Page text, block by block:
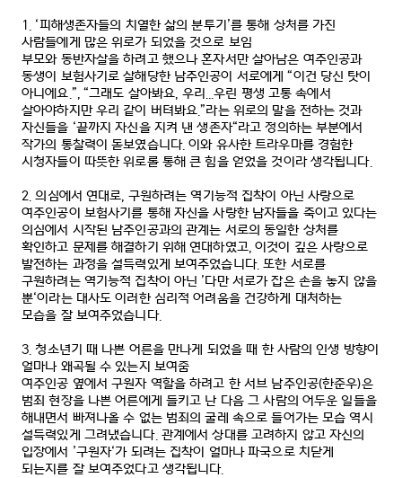
1. ‘피해생존자들의 치열한 삶의 분투기’를 통해 상처를 가진
사람들에게 많은 위로가 되었을 것으로 보임
부모와 동반자살을 하려고 했으나 혼자서만 살아남은 여주인공과
동생이 보험사기로 살해당한 남주인공이 서로에게“이건 당신 탓이
아니에요 .”, “그래도 살아봐요, 우리 ...우린 평생 고통 속에서
살아야하지만 우리 같이 버텨봐요.”라는 위로의 말을 전하는 것과
자신들을 ‘끝까지 자신을 지켜 낸 생존자“라고 정의하는 부분에서
작가의 통찰력이 돋보였습니다.이와 유사한 트라우마를 경험한
시청자들이 따뜻한 위로롤 통해 큰 힘을 얻었을 것이라 생각됩니다.
2.의심에서 연대로, 구원하려는 역기능적 집착이 아닌 사랑으로
여주인공이 보험사기를 통해 자신을 사랑한 남자들을 죽이고 있다는
의심에서 시작된 남주인공과의 관계는 서로의 동일한 상처를
확인하고 문제를 해결하기 위해 연대하였고,이것이 깊은 사랑으로
발전하는 과정을 설득력있게 보여주었습니다.또한 서로를
구원하려는 역기능적 집착이 아닌 ’다만 서로가 잡은 손을 놓지 않을
뿐‘이라는 대사도 이러한 심리적 어려움을 건강하게 대처하는
모습을 잘 보여주었습니다.
3.청소년기 때 나쁜 어른을 만나게 되었을 때 한 사람의 인생 방향이
얼마나 왜곡될 수 있는지 보여줌
여주인공 옆에서 구원자 역할을 하려고 한 서브 남주인공(한준우)은
범죄 현장을 나쁜 어른에게 들키고 난 다음 그 사람의 어두운 일들을
해내면서 빠져나올 수 없는 범죄의 굴레 속으로 들어가는 모습 역시
설득력있게 그려냈습니다. 관계에서 상대를 고려하지 않고 자신의
입장에서 ’구원자‘가 되려는 집착이 얼마나 파국으로 치닫게
되는지를 잘 보여주었다고 생각됩니다.